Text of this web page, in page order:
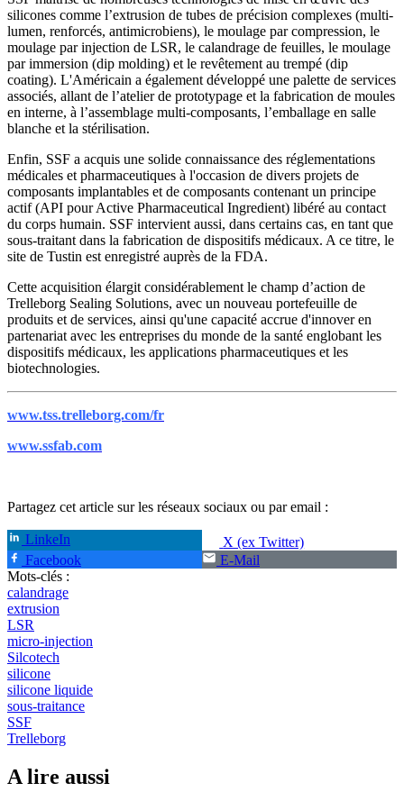
silicones comme l’extrusion de tubes de précision complexes (multi-
lumen, renforcés, antimicrobiens), le moulage par compression, le
moulage par injection de LSR, le calandrage de feuilles, le moulage
par immersion (dip molding) et le revêtement au trempé (dip
coating). L'Américain a également développé une palette de services
associés, allant de l’atelier de prototypage et la fabrication de moules
en interne, à l’assemblage multi-composants, l’emballage en salle
blanche et la stérilisation.
Enfin, SSF a acquis une solide connaissance des réglementations
médicales et pharmaceutiques à l'occasion de divers projets de
composants implantables et de composants contenant un principe
actif (API pour Active Pharmaceutical Ingredient) libéré au contact
du corps humain. SSF intervient aussi, dans certains cas, en tant que
sous-traitant dans la fabrication de dispositifs médicaux. A ce titre, le
site de Tustin est enregistré auprès de la FDA.
Cette acquisition élargit considérablement le champ d’action de
Trelleborg Sealing Solutions, avec un nouveau portefeuille de
produits et de services, ainsi qu'une capacité accrue d'innover en
partenariat avec les entreprises du monde de la santé englobant les
dispositifs médicaux, les applications pharmaceutiques et les
biotechnologies.
www.tss.trelleborg.com/fr
www.ssfab.com
Partagez cet article sur les réseaux sociaux ou par email :
LinkeIn
X (ex Twitter)
Facebook
E-Mail
Mots-clés :
calandrage
extrusion
LSR
micro-injection
Silcotech
silicone
silicone liquide
sous-traitance
SSF
Trelleborg
A lire aussi